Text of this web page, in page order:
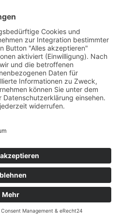
AGB
und Versand
MS
bei Reparatur
bei Dienstleistungen
Kontakt